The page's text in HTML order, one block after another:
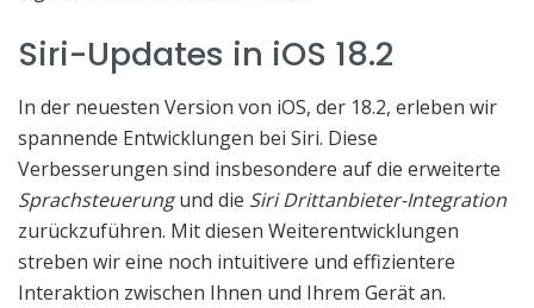
Siri-Updates in iOS 18.2
In der neuesten Version von iOS, der 18.2, erleben wir
spannende Entwicklungen bei Siri. Diese
Verbesserungen sind insbesondere auf die erweiterte
Sprachsteuerungund die Siri Drittanbieter-Integration
zurückzuführen. Mit diesen Weiterentwicklungen
streben wir eine noch intuitivere und effizientere
Interaktion zwischen Ihnen und Ihrem Gerät an.